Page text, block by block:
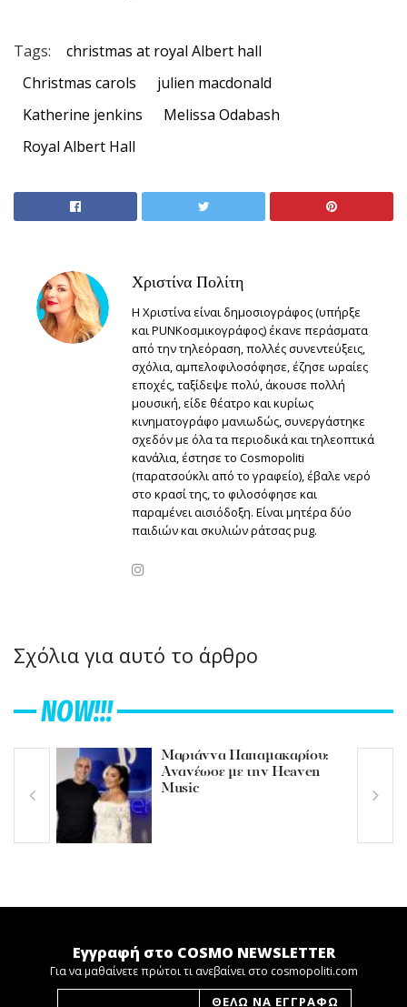
Tags:
christmas at royal Albert hall
Christmas carols
julien macdonald
Katherine jenkins
Melissa Odabash
Royal Albert Hall
Χριστίνα Πολίτη
Η Χριστίνα είναι δημοσιογράφος (υπήρξε
και PUNKοσμικογράφος) έκανε περάσματα
από την τηλεόραση, πολλές συνεντεύξεις,
σχόλια, αμπελοφιλοσόφησε, έζησε ωραίες
εποχές, ταξίδεψε πολύ, άκουσε πολλή
μουσική, είδε θέατρο και κυρίως
κινηματογράφο μανιωδώς, συνεργάστηκε
σχεδόν με όλα τα περιοδικά και τηλεοπτικά
κανάλια, έστησε το Cosmopoliti
(παρατσούκλι από το γραφείο), έβαλε νερό
στο κρασί της, το φιλοσόφησε και
παραμένει αισιόδοξη. Είναι μητέρα δύο
παιδιών και σκυλιών ράτσας pug.
Σχόλια για αυτό το άρθρο
NOW!!!
Μαριάννα Παπαμακαρίου:
Ανανέωσε με την Heaven
Music
Εγγραφή στο COSMO NEWSLETTER
Για να μαθαίνετε πρώτοι τι ανεβαίνει στο cosmopoliti.com